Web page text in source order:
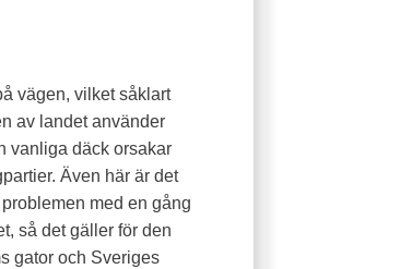
vägen, vilket såklart
av landet använder
vanliga däck orsakar
Även här är det
med en gång
så det gäller för den
gator och Sveriges